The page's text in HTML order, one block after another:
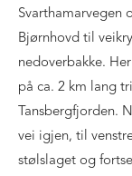
Svarthamarvegen
Bjørnhovd til
nedoverbakke.
på ca. 2 km lang
Tansbergfjorden.
vei igjen, til
stølslaget og